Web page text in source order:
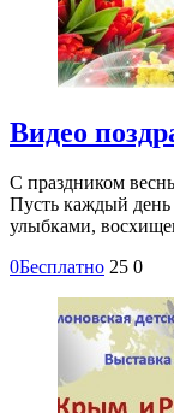
Видео
С праздником
Пусть каждый день
улыбками,
0Бесплатно 25 0